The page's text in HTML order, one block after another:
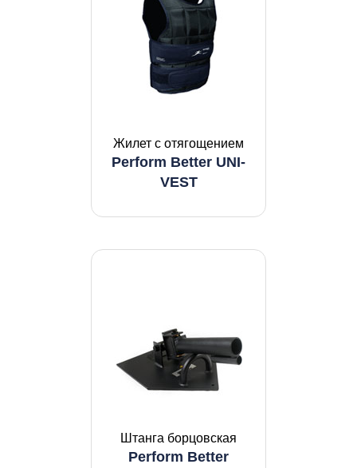
Жилет с отягощением
Perform Better UNI-
VEST
Штанга борцовская
Perform Better